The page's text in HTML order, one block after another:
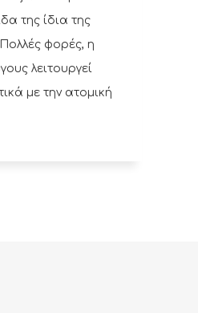
της ίδια της
φορές, η
λειτουργεί
με την ατομική